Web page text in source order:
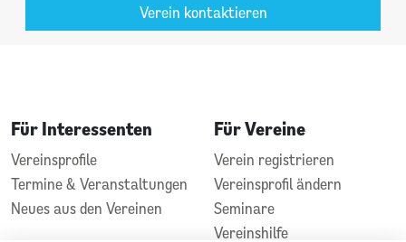
Verein kontaktieren
Für Interessenten
Vereinsprofile
Termine & Veranstaltungen
Neues aus den Vereinen
Für Vereine
Verein registrieren
Vereinsprofil ändern
Seminare
Vereinshilfe